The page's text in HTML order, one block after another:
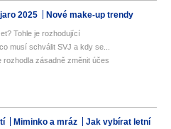
2025 Nové make-up trendy
Tohle je rozhodující
musí schválit SVJ a kdy se...
zásadně změnit účes
Miminko a mráz
Jak vybírat letní